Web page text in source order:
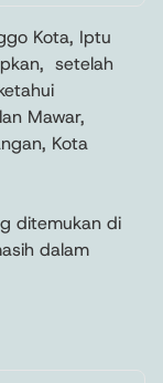
Kota, Iptu
setelah
Mawar,
Kota
ditemukan di
dalam